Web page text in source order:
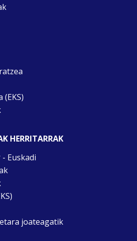
HERRITARRAK
- Euskadi
joateagatik